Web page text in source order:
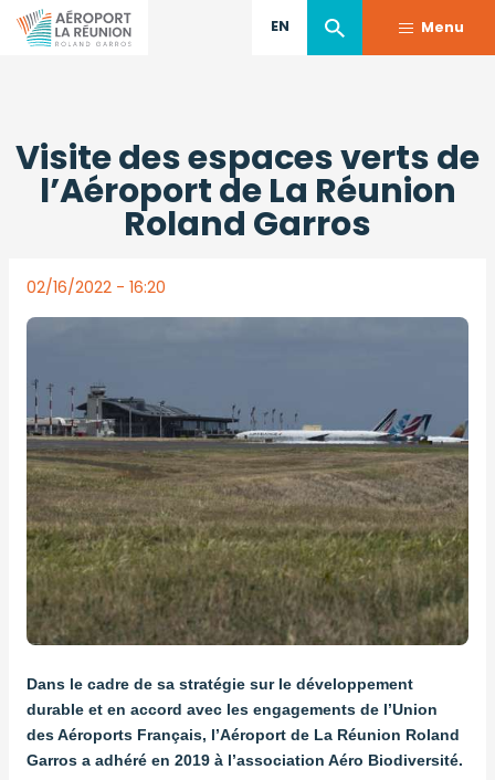
main
content
EN Menu
Visite des espaces verts de
l’Aéroport de La Réunion
Roland Garros
02/16/2022 - 16:20
Dans le cadre de sa stratégie sur le développement
durable et en accord avec les engagements de l’Union
des Aéroports Français, l’Aéroport de La Réunion Roland
Garros a adhéré en 2019 à l’association Aéro Biodiversité.
Back to press releases